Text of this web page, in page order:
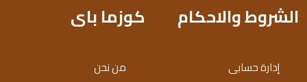
الشروط والاحكام
إدارة حسابى
كوزما باى
من نحن